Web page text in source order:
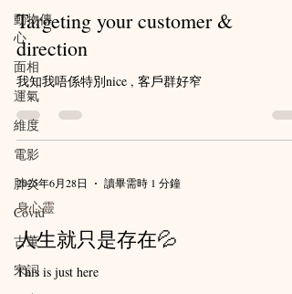
動物傳
心
面相
運氣
維度
電影
肺炎
Covid
古董
宋詞
Targeting your customer &
direction
我知我唔係特別nice , 客戶群好窄
2025年6月28日 讀畢需時 1 分鐘
身心靈
人生就只是存在💦
This is just here